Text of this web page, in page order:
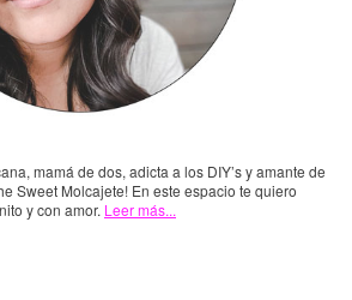
mamá de dos, adicta a los DIY’s y amante de
Sweet Molcajete! En este espacio te quiero
y con amor. Leer más...